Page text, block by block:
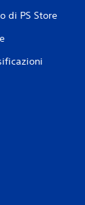
di PS Store